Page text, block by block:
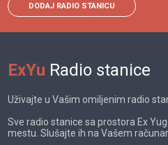
DODAJ RADIO STANICU
ExYu Radio stanice
Uživajte u Vašim omiljenim radio
Sve radio stanice sa prostora Ex
mestu. Slušajte ih na Vašem